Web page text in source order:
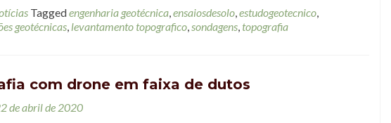
Taggedengenharia geotécnica,ensaiosdesolo,estudogeotecnico,
geotécnicas, levantamento topografico,sondagens, topografia
com drone em faixa de dutos
de abril de 2020